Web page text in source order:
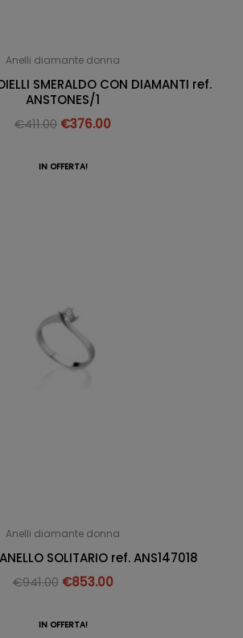
Anelli diamante donna
SMERALDO CON DIAMANTI ref.
ANSTONES/1
€411.00 €376.00
IN OFFERTA!
Anelli diamante donna
SOLITARIO ref. ANS147018
€941.00 €853.00
IN OFFERTA!